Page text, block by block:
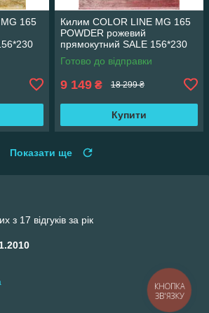
165
Килим COLOR LINE MG 165
POWDER рожевий
прямокутний SALE 156*230
см
Готово до відправки
9 149 ₴ 18 299 ₴
Купити
Показати ще
з 17 відгуків за рік
КНОПКА
ЗВ'ЯЗКУ